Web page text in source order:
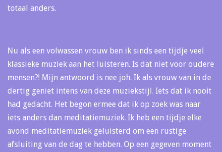
totaal anders.
Nu als een volwassen vrouw ben ik sinds een tijdje veel
klassieke muziek aan het luisteren. Is dat niet voor oudere
mensen?! Mijn antwoord is nee joh. Ik als vrouw van in de
dertig geniet intens van deze muziekstijl. Iets dat ik nooit
had gedacht. Het begon ermee dat ik op zoek was naar
iets anders dan meditatiemuziek. Ik heb een tijdje elke
avond meditatiemuziek geluisterd om een rustige
afsluiting van de dag te hebben. Op een gegeven moment